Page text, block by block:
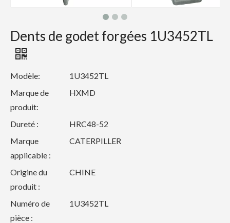
Dents de godet forgées 1U3452TL
Modèle:
1U3452TL
Marque de
produit:
HXMD
Dureté :
HRC48-52
Marque
applicable :
CATERPILLER
Origine du
produit :
CHINE
Numéro de
pièce :
1U3452TL